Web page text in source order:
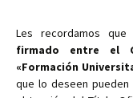
Les recordamos que
firmado entre el
«Formación
que lo deseen